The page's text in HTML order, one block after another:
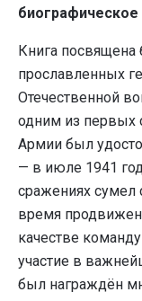
Книга посвящена
прославленных
Отечественной
одним из первых
Армии был
— в июле 1941
сражениях сумел
время
качестве
участие в
был награждён